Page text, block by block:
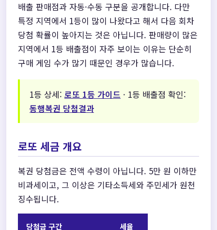
배출 판매점과 자동·수동 구분을 공개합니다. 다만
특정 지역에서 1등이 많이 나왔다고 해서 다음 회차
당첨 확률이 높아지는 것은 아닙니다. 판매량이 많은
지역에서 1등 배출점이 자주 보이는 이유는 단순히
구매 게임 수가 많기 때문인 경우가 많습니다.
1등 상세: 로또 1등 가이드 · 1등 배출점 확인:
동행복권 당첨결과
로또 세금 개요
복권 당첨금은 전액 수령이 아닙니다. 5만 원 이하만
비과세이고, 그 이상은 기타소득세와 주민세가 원천
징수됩니다.
당첨금 구간 세율